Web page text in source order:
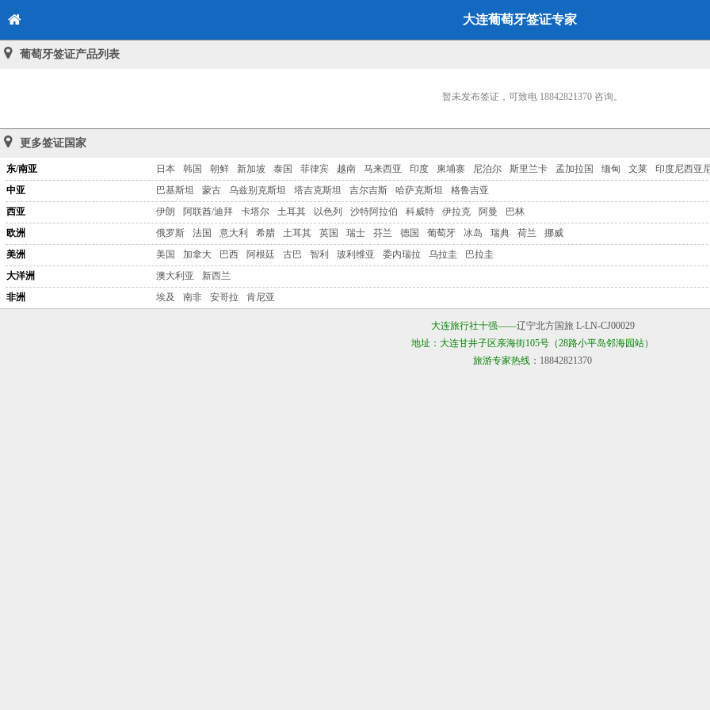
大连葡萄牙签证专家
葡萄牙签证产品列表
暂未发布签证，可致电 18842821370 咨询。
更多签证国家
东/南亚 日本 韩国 朝鲜 新加坡 泰国 菲律宾 越南 马来西亚 印度 柬埔寨 尼泊尔 斯里兰卡 孟加拉国 缅甸 文莱 印度尼西亚
中亚
巴基斯坦 蒙古 乌兹别克斯坦 塔吉克斯坦 吉尔吉斯 哈萨克斯坦
格鲁吉亚
西亚
伊朗 阿联酋/迪拜 卡塔尔 土耳其 以色列 沙特阿拉伯 科威特 伊拉克 阿曼
巴林
欧洲
俄罗斯 法国 意大利 希腊 土耳其 英国 瑞士 芬兰 德国 葡萄牙 冰岛 瑞典 荷兰
挪威
美洲
美国 加拿大 巴西 阿根廷 古巴 智利 玻利维亚 委内瑞拉 乌拉圭
巴拉圭
大洋洲
澳大利亚
新西兰
非洲
埃及 南非 安哥拉 肯尼亚
大连旅行社十强——辽宁北方国旅 L-LN-CJ00029
地址：大连甘井子区亲海街105号（28路小平岛邻海园站）
旅游专家热线： 18842821370